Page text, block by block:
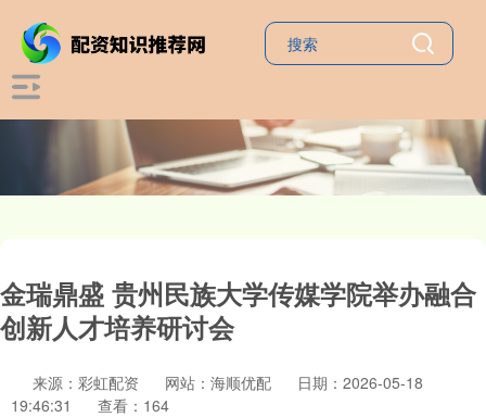
金瑞鼎盛 贵州民族大学传媒学院举办融合
创新人才培养研讨会
来源：彩虹配资 网站：海顺优配
日期：2026-05-18
19:46:31
查看：164